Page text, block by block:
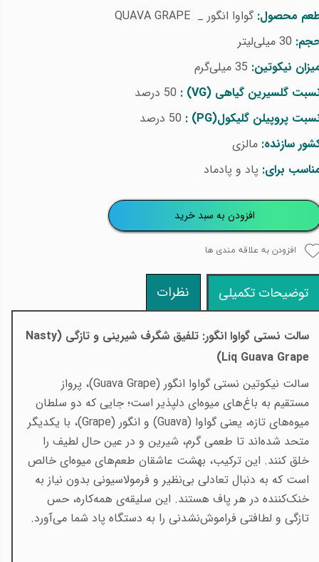
محصول: گواوا انگور _
30 میلی‌لیتر
نیکوتین: 35 میلی‌گرم
گلسیرین گیاهی (VG)
: 50 درصد
پروپیلن گلیکول(PG)
: 50 درصد
سازنده: مالزی
برای: پاد و پادماد
افزودن به سبد خرید
افزودن به علاقه مندی ها
توضیحات تکمیلی نظرات
سالت نستی گواوا انگور: تلفیق شگرف شیرینی و تازگی (Nasty
Liq Guava Grape)
سالت نیکوتین نستی گواوا انگور (Guava Grape)
، پرواز
مستقیم به باغ‌های میوه‌ای دلپذیر است؛ جایی که دو سلطان
میوه‌های تازه، یعنی گواوا (Guava) و انگور (Grape)
، با یکدیگر
متحد شده‌اند تا طعمی گرم، شیرین و در عین حال لطیف را
خلق کنند. این ترکیب، بهشت عاشقان طعم‌های میوه‌ای خالص
است که به دنبال تعادلی بی‌نظیر و فرمولاسیونی بدون نیاز به
خنک‌کننده در هر پاف هستند. این سلیقه‌ی همه‌کاره، حس
تازگی و لطافتی فراموش‌نشدنی را به دستگاه پاد شما می‌آورد.